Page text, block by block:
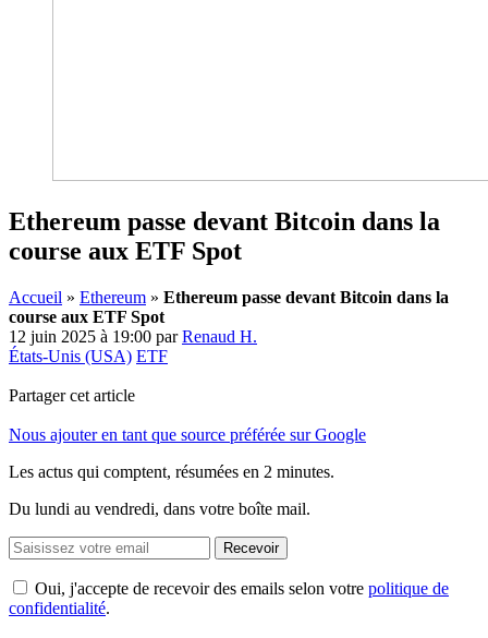
Ethereum passe devant Bitcoin dans la
course aux ETF Spot
Accueil » Ethereum » Ethereum passe devant Bitcoin dans la
course aux ETF Spot
12 juin 2025 à 19:00 parRenaud H.
États-Unis (USA) ETF
Partager cet article
Nous ajouter en tant que source préférée sur Google
Les actus qui comptent, résumées en 2 minutes.
Du lundi au vendredi, dans votre boîte mail.
Recevoir
Oui, j'accepte de recevoir des emails selon votre politique de
confidentialité.